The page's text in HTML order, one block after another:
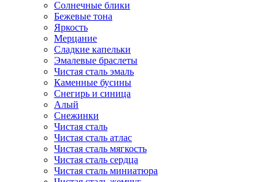
Солнечные блики
Бежевые тона
Яркость
Мерцание
Сладкие капельки
Эмалевые браслеты
Чистая сталь эмаль
Каменные бусины
Снегирь и синица
Алый
Снежинки
Чистая сталь
Чистая сталь атлас
Чистая сталь мягкость
Чистая сталь сердца
Чистая сталь миниатюра